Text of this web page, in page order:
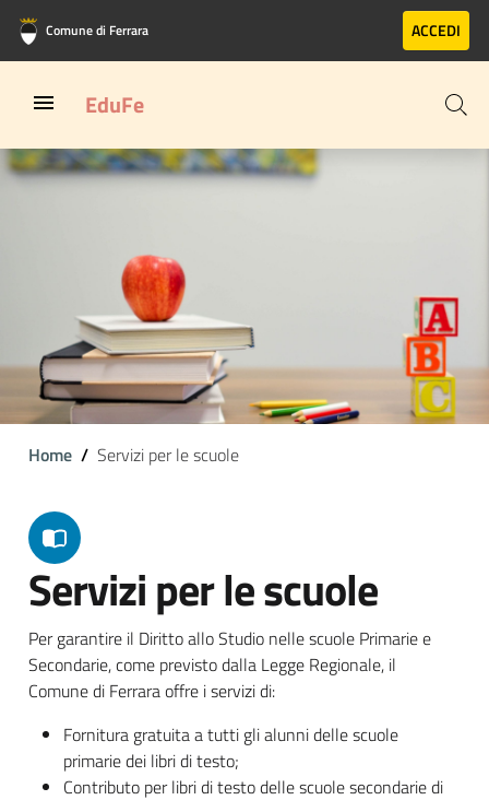
Vai al contenuto principale
Vai al footer
Comune di Ferrara ACCEDI
EduFe
Home Servizi per le scuole
Servizi per le scuole
Per garantire il Diritto allo Studio nelle scuole Primarie e
Secondarie, come previsto dalla Legge Regionale, il
Comune di Ferrara offre i servizi di:
Fornitura gratuita a tutti gli alunni delle scuole
primarie dei libri di testo;
Contributo per libri di testo delle scuole secondarie di